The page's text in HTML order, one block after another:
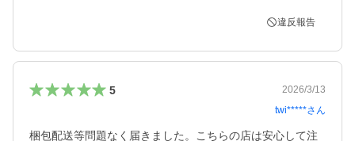
違反報告
5
2026/3/13
twi*****さん
梱包配送等問題なく届きました。こちらの店は安心して注